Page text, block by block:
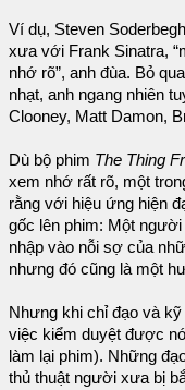
Ví dụ, Steven
xưa với Frank Sinatra,
nhớ rõ”, anh đùa. Bỏ
nhạt, anh ngang nhiên
Clooney, Matt Damon,
Dù bộ phim The Thing
xem nhớ rất rõ, một
rằng với hiệu ứng hiện
gốc lên phim: Một
nhập vào nỗi sợ của
nhưng đó cũng là một
Nhưng khi chỉ đạo và
việc kiểm duyệt được
làm lại phim). Những
thủ thuật người xưa bị